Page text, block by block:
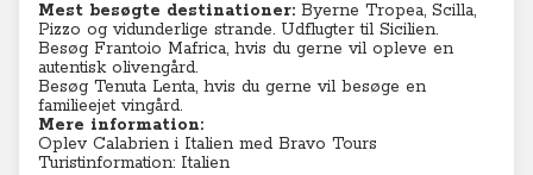
Mest besøgte destinationer: Byerne Tropea, Scilla,
Pizzo og vidunderlige strande. Udflugter til Sicilien.
Besøg Frantoio Mafrica, hvis du gerne vil opleve en
autentisk olivengård.
Besøg Tenuta Lenta, hvis du gerne vil besøge en
familieejet vingård.
Mere information:
Oplev Calabrien i Italien med Bravo Tours
Turistinformation: Italien